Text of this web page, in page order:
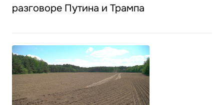
разговоре Путина и Трампа